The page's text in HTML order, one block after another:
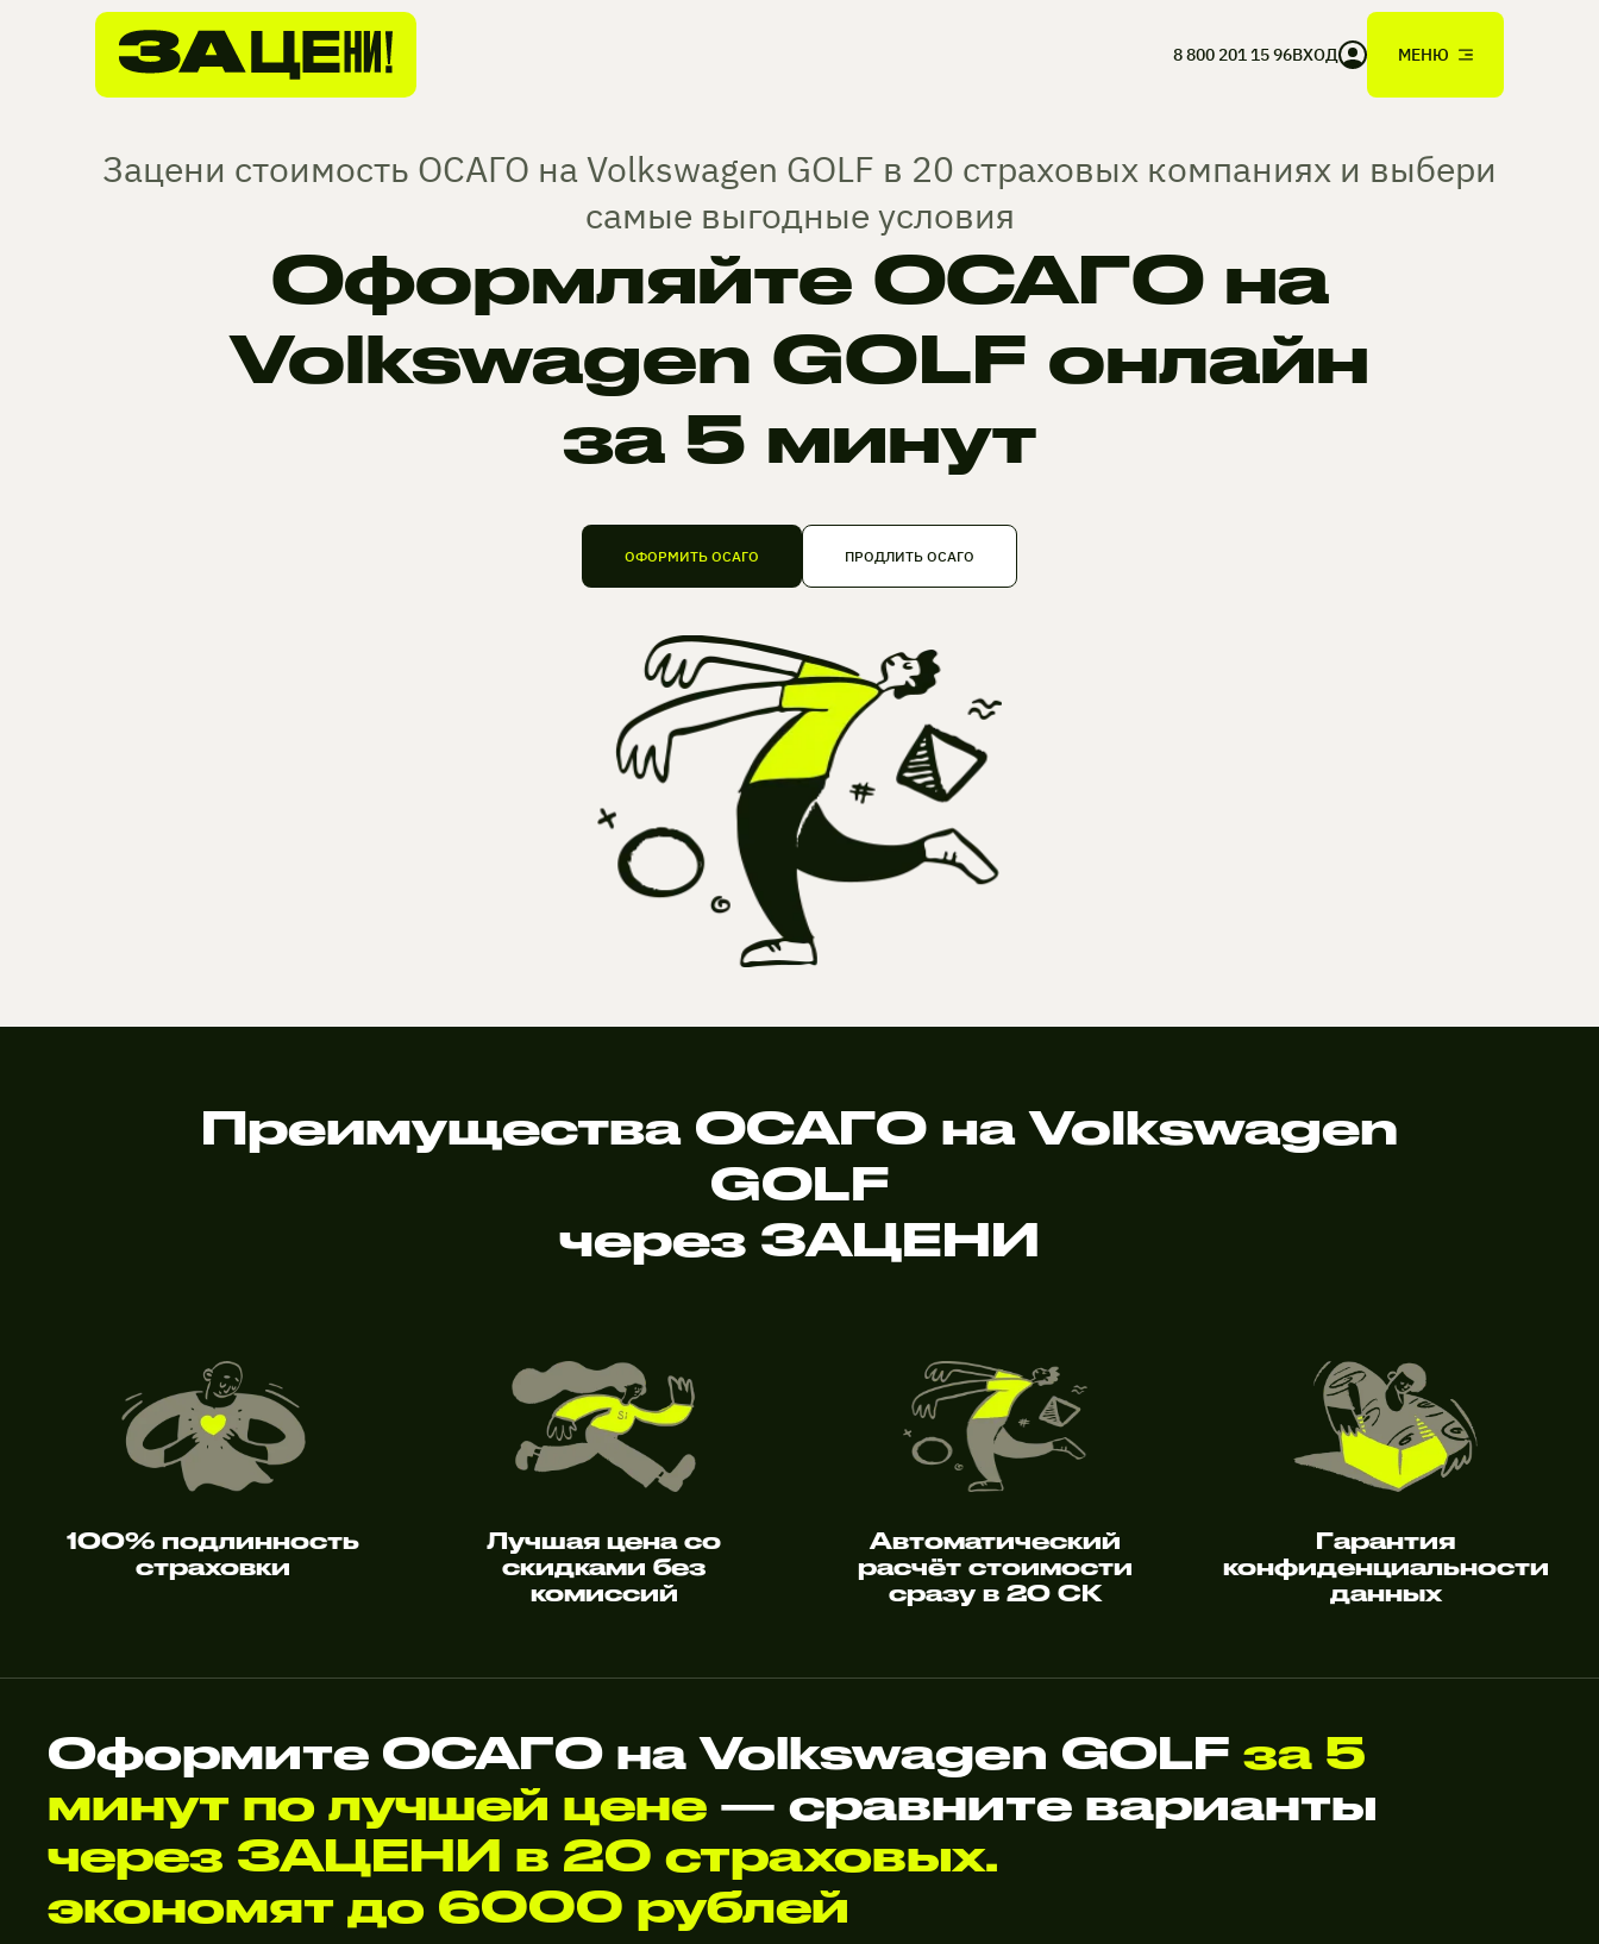
8 800 201 15 96ВХОД МЕНЮ
Зацени стоимость ОСАГО на Volkswagen GOLF в 20 страховых компаниях и выбери
самые выгодные условия
Оформляйте ОСАГО на
Volkswagen GOLF онлайн
за 5 минут
ОФОРМИТЬ ОСАГО ПРОДЛИТЬ ОСАГО
Преимущества ОСАГО на Volkswagen
GOLF
через ЗАЦЕНИ
100% подлинность
страховки
Лучшая цена со
скидками без
комиссий
Автоматический
расчёт стоимости
сразу в 20 СК
Гарантия
конфиденциальности
данных
Оформите ОСАГО на Volkswagen GOLF за 5
минут по лучшей цене — сравните варианты
через ЗАЦЕНИ в 20 страховых.
экономят до 6000 рублей